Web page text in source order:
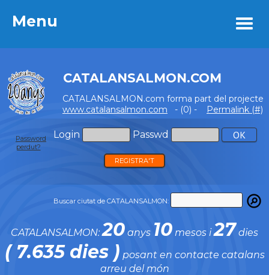
Menu
CATALANSALMON.COM
CATALANSALMON.com forma part del projecte
www.catalansalmon.com - (0) - Permalink (#)
Login Passwd
Password
perdut?
REGISTRA'T
Buscar ciutat de CATALANSALMON:
CATALANSALMON:20 anys 10 mesos i27 dies
( 7.635 dies ) posant en contacte catalans
arreu del món
Menu